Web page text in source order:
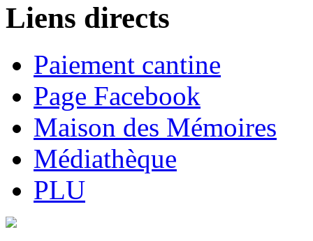
Liens directs
Paiement cantine
Page Facebook
Maison des Mémoires
Médiathèque
PLU